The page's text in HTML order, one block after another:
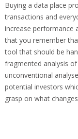
Buying a data place
transactions and
increase performance
that you remember
tool that should be
fragmented analysis
unconventional
potential investors
grasp on what